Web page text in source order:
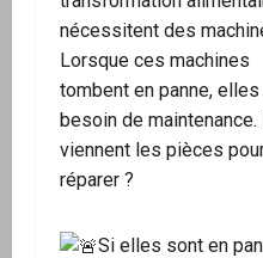
nécessitent des
Lorsque ces machines
tombent en panne,
besoin de maintenance.
viennent les pièces
réparer ?
Si elles sont en